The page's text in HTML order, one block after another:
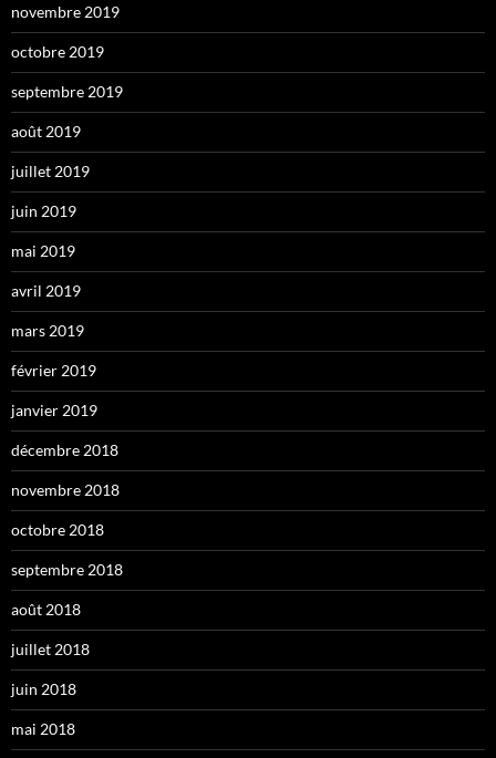
novembre 2019
octobre 2019
septembre 2019
août 2019
juillet 2019
juin 2019
mai 2019
avril 2019
mars 2019
février 2019
janvier 2019
décembre 2018
novembre 2018
octobre 2018
septembre 2018
août 2018
juillet 2018
juin 2018
mai 2018